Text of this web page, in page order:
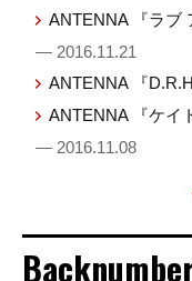
ANTENNA 『ラブ
— 2016.11.21
ANTENNA 『
ANTENNA 『ケイ
— 2016.11.08